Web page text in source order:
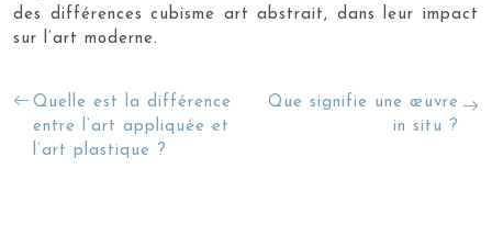
des différences cubisme art abstrait, dans leur impact
sur l’art moderne.
Quelle est la différence
entre l’art appliquée et
l’art plastique ?
Que signifie une œuvre
in situ ?